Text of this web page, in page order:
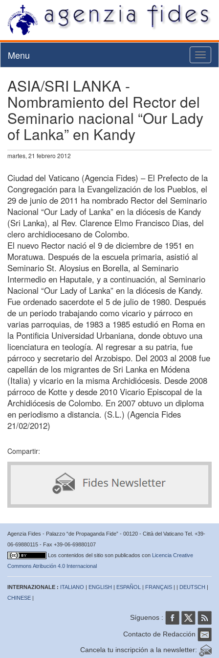
Menu
ASIA/SRI LANKA -
Nombramiento del Rector del
Seminario nacional “Our Lady
of Lanka” en Kandy
martes, 21 febrero 2012
Ciudad del Vaticano (Agencia Fides) – El Prefecto de la
Congregación para la Evangelización de los Pueblos, el
29 de junio de 2011 ha nombrado Rector del Seminario
Nacional “Our Lady of Lanka” en la diócesis de Kandy
(Sri Lanka), al Rev. Clarence Elmo Francisco Dias, del
clero archidiocesano de Colombo.
El nuevo Rector nació el 9 de diciembre de 1951 en
Moratuwa. Después de la escuela primaria, asistió al
Seminario St. Aloysius en Borella, al Seminario
Intermedio en Haputale, y a continuación, al Seminario
Nacional “Our Lady of Lanka” en la diócesis de Kandy.
Fue ordenado sacerdote el 5 de julio de 1980. Después
de un periodo trabajando como vicario y párroco en
varias parroquias, de 1983 a 1985 estudió en Roma en
la Pontificia Universidad Urbaniana, donde obtuvo una
licenciatura en teología. Al regresar a su patria, fue
párroco y secretario del Arzobispo. Del 2003 al 2008 fue
capellán de los migrantes de Sri Lanka en Módena
(Italia) y vicario en la misma Archidiócesis. Desde 2008
párroco de Kotte y desde 2010 Vicario Episcopal de la
Archidiócesis de Colombo. En 2007 obtuvo un diploma
en periodismo a distancia. (S.L.) (Agencia Fides
21/02/2012)
Compartir:
Agenzia Fides - Palazzo “de Propaganda Fide” - 00120 - Città del Vaticano Tel. +39-
06-69880115 - Fax +39-06-69880107
Los contenidos del sitio son publicados con Licencia Creative
Commons Atribución 4.0 Internacional
INTERNAZIONALE : ITALIANO | ENGLISH | ESPAÑOL | FRANÇAIS | | DEUTSCH |
CHINESE |
Síguenos :
Contacto de Redacción
Cancela tu inscripción a la newsletter: